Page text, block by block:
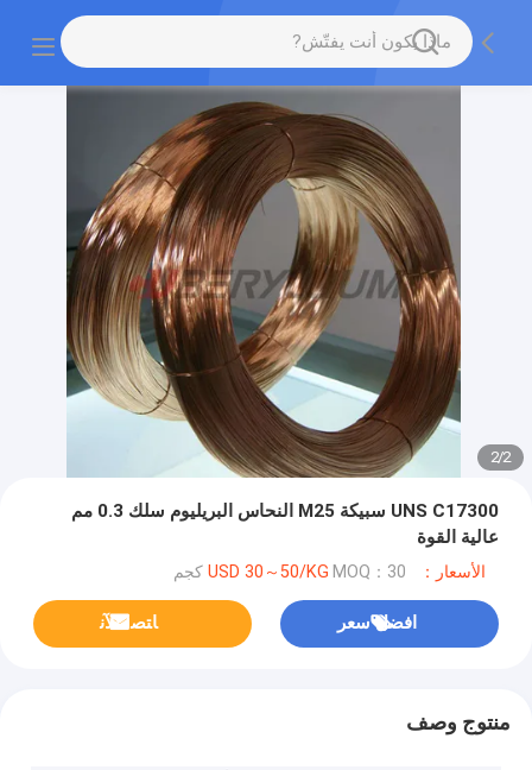
2
/
2
UNS C17300 سبيكة M25 النحاس البريليوم سلك 0.3 مم
عالية القوة
الأسعار：USD 30～50/KG MOQ：30 كجم
افضل سعر ﺎﺘﺼﻟ ﺍﻶﻧ
منتوج وصف